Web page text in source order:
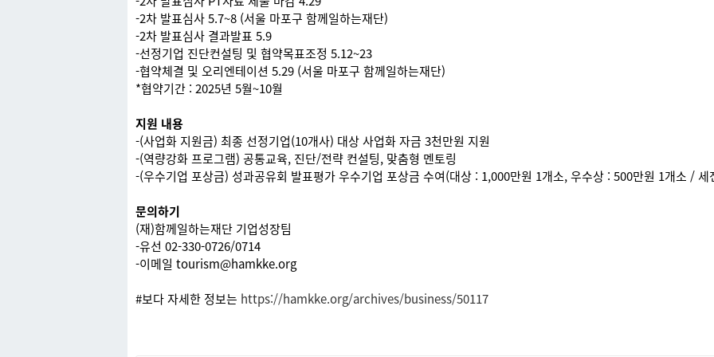
-2차 발표심사 5.7~8 (서울 마포구 함께일하는재단)
-2차 발표심사 결과발표 5.9
-선정기업 진단컨설팅 및 협약목표조정 5.12~23
-협약체결 및 오리엔테이션 5.29 (서울 마포구 함께일하는재단)
*협약기간 : 2025년 5월~10월
지원 내용
-(사업화 지원금) 최종 선정기업(10개사) 대상 사업화 자금 3천만원 지원
-(역량강화 프로그램) 공통교육, 진단/전략 컨설팅, 맞춤형 멘토링
-(우수기업 포상금) 성과공유회 발표평가 우수기업 포상금 수여(대상 : 1,000만원 1개소, 우수상 : 500만원 1개소 / 세
문의하기
(재)함께일하는재단 기업성장팀
-유선 02-330-0726/0714
-이메일 tourism@hamkke.org
#보다 자세한 정보는 https://hamkke.org/archives/business/50117